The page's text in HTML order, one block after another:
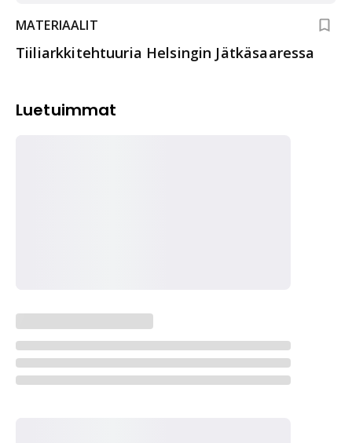
MATERIAALIT
Tiiliarkkitehtuuria Helsingin Jätkäsaaressa
Luetuimmat